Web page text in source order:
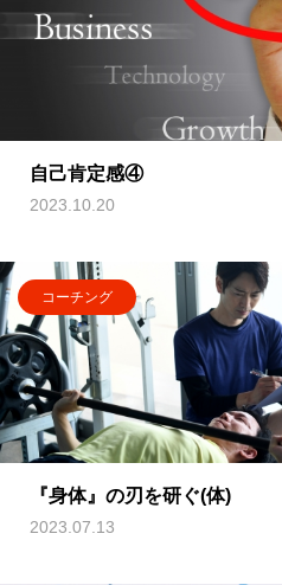
自己肯定感④
2023.10.20
コーチング
『身体』の刃を研ぐ(体)
2023.07.13